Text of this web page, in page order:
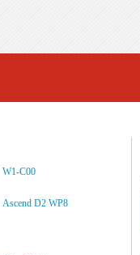
W1-C00
Ascend D2 WP8